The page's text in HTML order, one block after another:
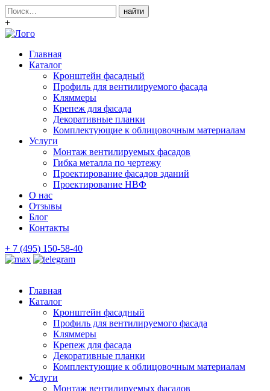
Поиск:
+
Главная
Каталог
Кронштейн фасадный
Профиль для вентилируемого фасада
Кляммеры
Крепеж для фасада
Декоративные планки
Комплектующие к облицовочным материалам
Услуги
Монтаж вентилируемых фасадов
Гибка металла по чертежу
Проектирование фасадов зданий
Проектирование НВФ
О нас
Отзывы
Блог
Контакты
+ 7 (495) 150-58-40
Главная
Каталог
Кронштейн фасадный
Профиль для вентилируемого фасада
Кляммеры
Крепеж для фасада
Декоративные планки
Комплектующие к облицовочным материалам
Услуги
Монтаж вентилируемых фасадов